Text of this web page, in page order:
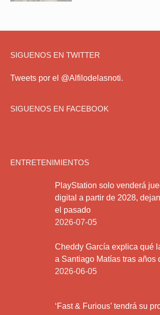
SIGUENOS EN TWITTER
Tweets por el @Alfilodelasnoti.
SIGUENOS EN FACEBOOK
ENTRETENIMIENTOS
PlayStation solo venderá
digital a partir de 2028,
el pasado
2026-07-05
Cheddy García explica qué
a Santiago Matías tras años
2026-06-05
‘Fast & Furious’ tendrá su